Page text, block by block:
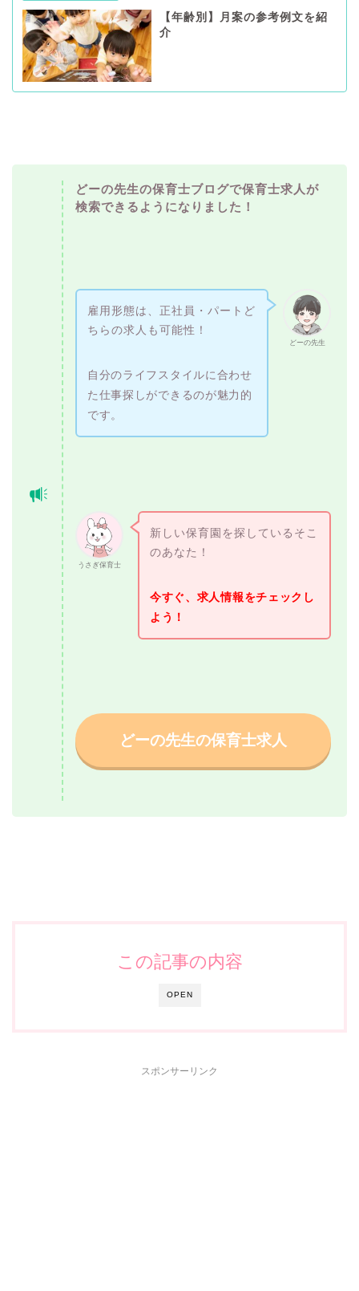
【年齢別】月案の参考例文を紹
介
どーの先生の保育士ブログで保育士求人が
検索できるようになりました！
どーの先生
雇用形態は、正社員・パートど
ちらの求人も可能性！
自分のライフスタイルに合わせ
た仕事探しができるのが魅力的
です。
うさぎ保育士
新しい保育園を探しているそこ
のあなた！
今すぐ、求人情報をチェックし
よう！
どーの先生の保育士求人
OPEN
この記事の内容
スポンサーリンク